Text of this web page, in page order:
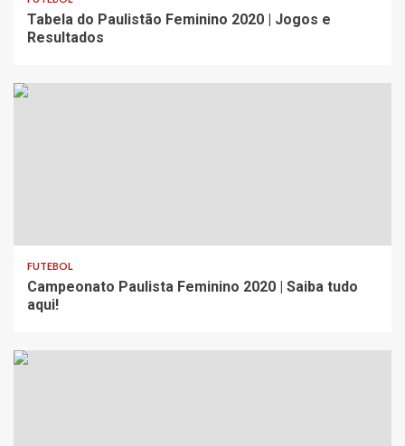
Tabela do Paulistão Feminino 2020 | Jogos e
Resultados
FUTEBOL
Campeonato Paulista Feminino 2020 | Saiba tudo
aqui!